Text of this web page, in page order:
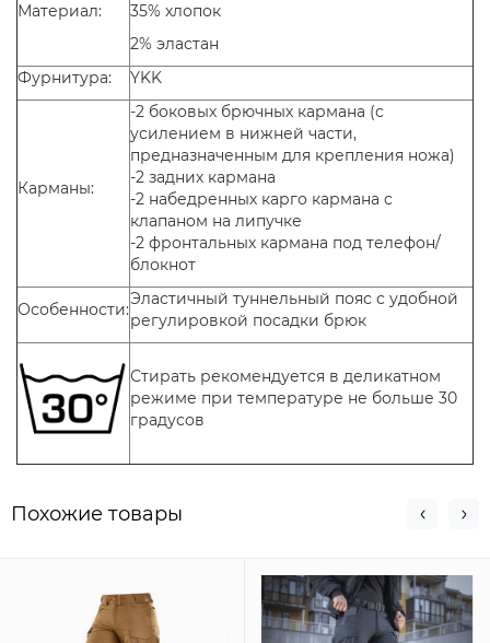
Материал:
35% хлопок
2% эластан
Фурнитура:
YKK
Карманы:
-2 боковых брючных кармана (с
усилением в нижней части,
предназначенным для крепления ножа)
-2 задних кармана
-2 набедренных карго кармана с
клапаном на липучке
-2 фронтальных кармана под телефон/
блокнот
Особенности:
Эластичный туннельный пояс с удобной
регулировкой посадки брюк
Стирать рекомендуется в деликатном
режиме при температуре не больше 30
градусов
Похожие товары